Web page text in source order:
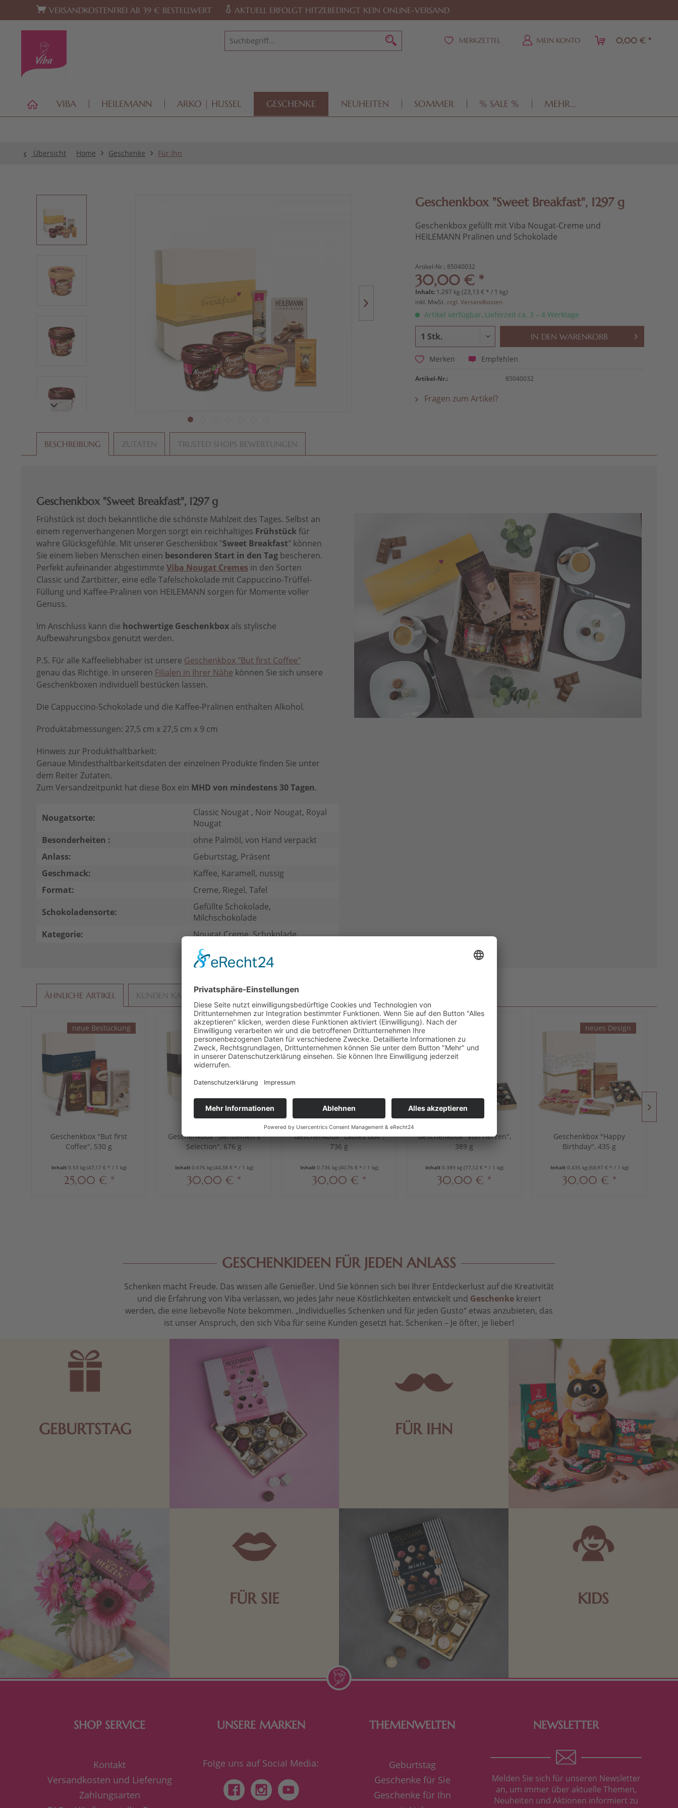
Zur Hauptnavigation springen Zum Footer springen
VERSANDKOSTENFREI AB 39 € BESTELLWERT AKTUELL ERFOLGT HITZEBEDINGT KEIN ONLINE-VERSAND
MERKZETTEL MEIN KONTO 0,00 € *
VIBA HEILEMANN ARKO | HUSSEL GESCHENKE NEUHEITEN SOMMER % SALE % MEHR...
Übersicht Home Geschenke Für Ihn
Geschenkbox "Sweet Breakfast", 1297 g
Geschenkbox gefüllt mit Viba Nougat-Creme und
HEILEMANN Pralinen und Schokolade
Artikel-Nr.: 85040032
30,00 € *
Inhalt: 1.297 kg (23,13 € * / 1 kg)
inkl. MwSt.zzgl. Versandkosten
Artikel verfügbar, Lieferzeit ca. 3 – 4 Werktage
IN DEN WARENKORB
Merken Empfehlen
Artikel-Nr.: 85040032
Fragen zum Artikel?
BESCHREIBUNG ZUTATEN TRUSTED SHOPS BEWERTUNGEN
Geschenkbox "Sweet Breakfast", 1297 g
Frühstück ist doch bekanntliche die schönste Mahlzeit des Tages. Selbst an
einem regenverhangenen Morgen sorgt ein reichhaltiges Frühstückfür
wahre Glücksgefühle. Mit unserer Geschenkbox "Sweet Breakfast" können
Sie einem lieben Menschen einen besonderen Start in den Tag bescheren.
Perfekt aufeinander abgestimmte Viba Nougat Cremes in den Sorten
Classic und Zartbitter, eine edle Tafelschokolade mit Cappuccino-Trüffel-
Füllung und Kaffee-Pralinen von HEILEMANN sorgen für Momente voller
Genuss.
Im Anschluss kann die hochwertige Geschenkbox als stylische
Aufbewahrungsbox genutzt werden.
P.S. Für alle Kaffeeliebhaber ist unsere Geschenkbox "But first Coffee"
genau das Richtige. In unseren Filialen in Ihrer Nähe können Sie sich unsere
Geschenkboxen individuell bestücken lassen.
Die Cappuccino-Schokolade und die Kaffee-Pralinen enthalten Alkohol.
Produktabmessungen: 27,5 cm x 27,5 cm x 9 cm
Hinweis zur Produkthaltbarkeit:
Genaue Mindesthaltbarkeitsdaten der einzelnen Produkte finden Sie unter
dem Reiter Zutaten.
Zum Versandzeitpunkt hat diese Box ein MHD von mindestens 30 Tagen.
Nougatsorte:
Classic Nougat , Noir Nougat, Royal
Nougat
Besonderheiten :
ohne Palmöl, von Hand verpackt
Anlass:
Geburtstag, Präsent
Geschmack:
Kaffee, Karamell, nussig
Format:
Creme, Riegel, Tafel
Schokoladensorte:
Gefüllte Schokolade,
Milchschokolade
Kategorie:
Nougat Creme, Schokolade
ÄHNLICHE ARTIKEL KUNDEN KAUFTEN AUCH KUNDEN HABEN SICH EBENFALLS ANGESEHEN
neue Bestückung
Geschenkbox "But first
Coffee", 530 g
Inhalt 0.53 kg (47,17 € * / 1 kg)
25,00 € *
Geschenkbox "Gentlemen's
Selection", 676 g
Inhalt 0.676 kg (44,38 € * / 1 kg)
30,00 € *
Geschenkbox "Ladies Box",
736 g
Inhalt 0.736 kg (40,76 € * / 1 kg)
30,00 € *
Geschenkbox "Von Herzen",
389 g
Inhalt 0.389 kg (77,12 € * / 1 kg)
30,00 € *
neues Design
Geschenkbox "Happy
Birthday", 435 g
Inhalt 0.435 kg (68,97 € * / 1 kg)
30,00 € *
GESCHENKIDEEN FÜR JEDEN ANLASS
Schenken macht Freude. Das wissen alle Genießer. Und Sie können sich bei Ihrer Entdeckerlust auf die Kreativität
und die Erfahrung von Viba verlassen, wo jedes Jahr neue Köstlichkeiten entwickelt und Geschenkekreiert
werden, die eine liebevolle Note bekommen. „Individuelles Schenken und für jeden Gusto“ etwas anzubieten, das
ist unser Anspruch, den sich Viba für seine Kunden gesetzt hat. Schenken – Je öfter, je lieber!
GEBURTSTAG FÜR IHN
FÜR SIE KIDS
SHOP SERVICE
Kontakt
Versandkosten und Lieferung
Zahlungsarten
UNSERE MARKEN
Folge uns auf Social Media:
THEMENWELTEN
Geburtstag
Geschenke für Sie
Geschenke für Ihn
NEWSLETTER
Melden Sie sich für unseren Newsletter
an, um immer über aktuelle Themen,
Neuheiten und Aktionen informiert zu